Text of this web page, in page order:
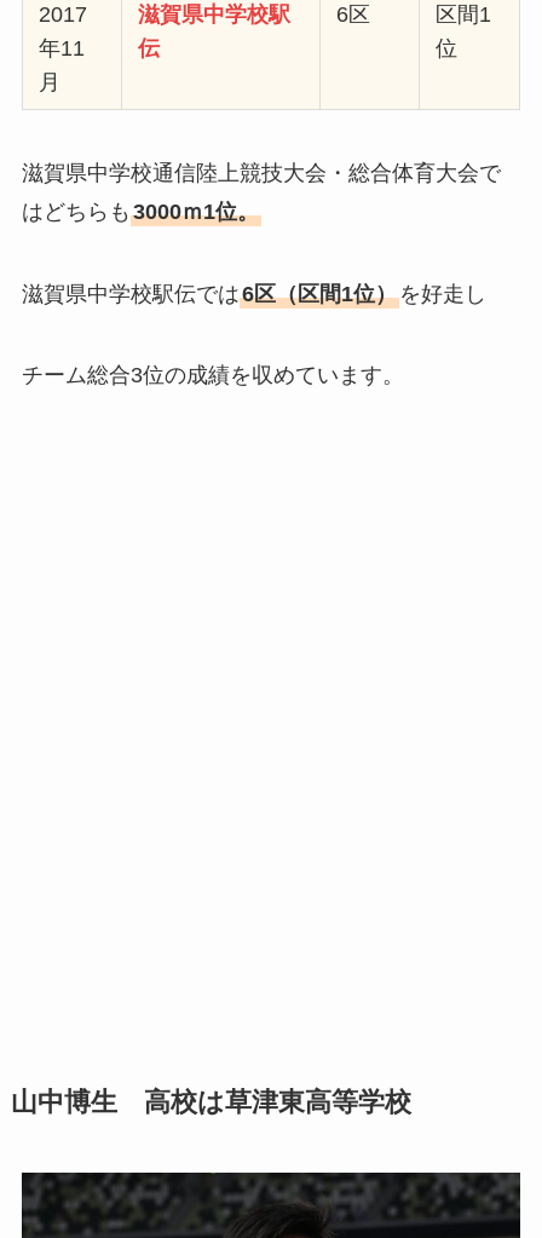
2017
年11
月
滋賀県中学校駅
伝
6区
区間1
位
滋賀県中学校通信陸上競技大会・総合体育大会で
はどちらも 3000ｍ1位。
滋賀県中学校駅伝では6区（区間1位）を好走し
チーム総合3位の成績を収めています。
山中博生 高校は草津東高等学校